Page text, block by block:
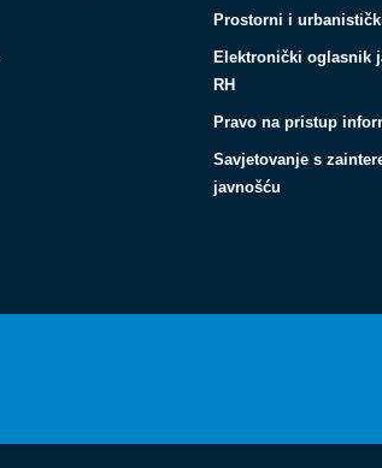
Prostorni i
Elektronički oglasnik
RH
Pravo na pristup
Savjetovanje s
javnošću